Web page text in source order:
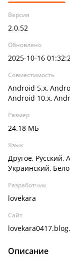
Версия
2.0.52
Обновлено
2025-10-16
Совместимость
Android 5.x,
Android 10.x,
Размер
24.18 МБ
Язык
Другое, Русский,
Украинский,
Разработчик
lovekara
Сайт
Описание